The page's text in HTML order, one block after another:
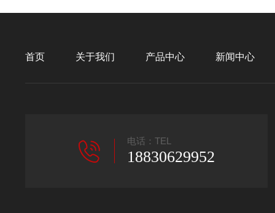
首页 关于我们 产品中心 新闻中心
电话：TEL
18830629952